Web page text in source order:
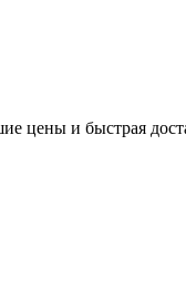
цены и быстрая